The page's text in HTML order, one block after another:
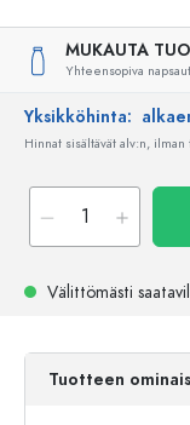
MUKAUTA
Yhteensopiva
Yksikköhinta:
Hinnat sisältävät alv:n,
Välittömästi
Tuotteen